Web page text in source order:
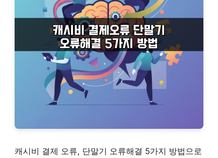
캐시비 결제 오류, 단말기 오류해결 5가지 방법으로